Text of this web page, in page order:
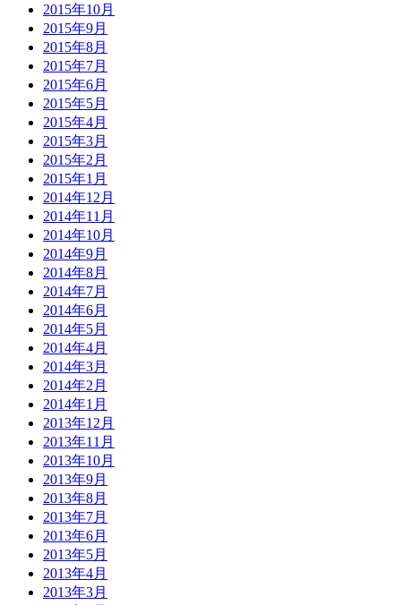
2015年10月
2015年9月
2015年8月
2015年7月
2015年6月
2015年5月
2015年4月
2015年3月
2015年2月
2015年1月
2014年12月
2014年11月
2014年10月
2014年9月
2014年8月
2014年7月
2014年6月
2014年5月
2014年4月
2014年3月
2014年2月
2014年1月
2013年12月
2013年11月
2013年10月
2013年9月
2013年8月
2013年7月
2013年6月
2013年5月
2013年4月
2013年3月